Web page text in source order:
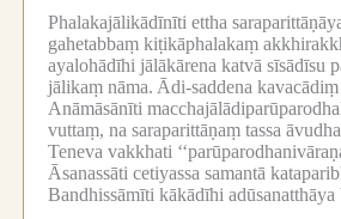
Phalakajālikādīnīti ettha
gahetabbaṃ kiṭikāphalakaṃ
ayalohādīhi jālākārena katvā sīsādīsu
jālikaṃ nāma. Ādi-saddena
Anāmāsānīti
vuttaṃ, na saraparittāṇaṃ tassa
Teneva vakkhati
Āsanassāti cetiyassa samantā
Bandhissāmīti kākādīhi adūsanatthāya